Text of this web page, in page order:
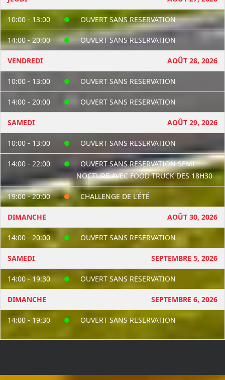
10:00 - 13:00 OUVERT SANS RESERVATION
14:00 - 20:00 OUVERT SANS RESERVATION
VENDREDI AOÛT 28, 2026
10:00 - 13:00 OUVERT SANS RESERVATION
14:00 - 20:00 OUVERT SANS RESERVATION
SAMEDI AOÛT 29, 2026
10:00 - 13:00 OUVERT SANS RESERVATION
14:00 - 22:00
OUVERT SANS RESERVATION SEMI
NOCTURE AVEC FOOD TRUCK DES 18H30
19:00 - 20:00 CHALLENGE DE L'ÉTÉ
DIMANCHE AOÛT 30, 2026
14:00 - 20:00 OUVERT SANS RESERVATION
SAMEDI SEPTEMBRE 5, 2026
14:00 - 19:30 OUVERT SANS RESERVATION
DIMANCHE SEPTEMBRE 6, 2026
14:00 - 19:30 OUVERT SANS RESERVATION